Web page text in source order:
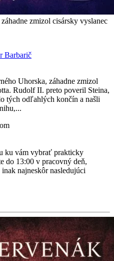
zmizol cisársky vyslanec
Barbarič
Uhorska, záhadne zmizol
Rudolf II. preto poveril Steina,
tých odľahlých končín a našli
ku vám vybrať prakticky
do 13:00 v pracovný deň,
najneskôr nasledujúci